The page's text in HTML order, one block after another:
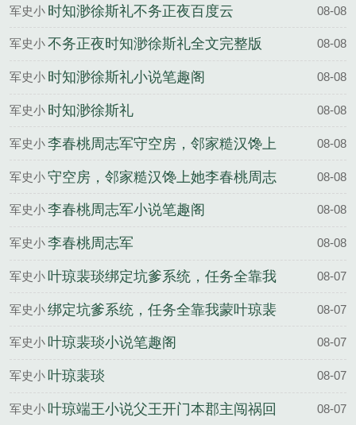
说
军史小
说
时知渺徐斯礼不务正夜百度云 08-08
军史小
说
不务正夜时知渺徐斯礼全文完整版 08-08
军史小
说
时知渺徐斯礼小说笔趣阁 08-08
军史小
说
时知渺徐斯礼 08-08
军史小
说
李春桃周志军守空房，邻家糙汉馋上
她百度云
08-08
军史小
说
守空房，邻家糙汉馋上她李春桃周志
军全文完整版
08-08
军史小
说
李春桃周志军小说笔趣阁 08-08
军史小
说
李春桃周志军 08-08
军史小
说
叶琼裴琰绑定坑爹系统，任务全靠我
蒙百度云
08-07
军史小
说
绑定坑爹系统，任务全靠我蒙叶琼裴
琰全文完整版
08-07
军史小
说
叶琼裴琰小说笔趣阁 08-07
军史小
说
叶琼裴琰 08-07
军史小 叶琼端王小说父王开门本郡主闯祸回 08-07